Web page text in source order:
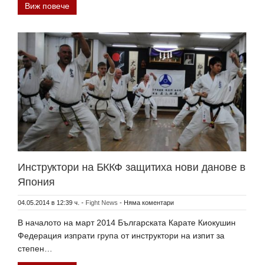
Виж повече
Инструктори на БККФ защитиха нови данове в
Япония
04.05.2014 в 12:39 ч. - Fight News - Няма коментари
В началото на март 2014 Българската Карате Киокушин
Федерация изпрати група от инструктори на изпит за
степен…